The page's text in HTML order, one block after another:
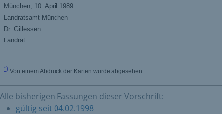
Alle bisherigen Fassungen dieser Vorschrift:
gültig seit 04.02.1998